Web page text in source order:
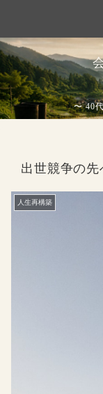
〜 40
出世競争の先
人生再構築